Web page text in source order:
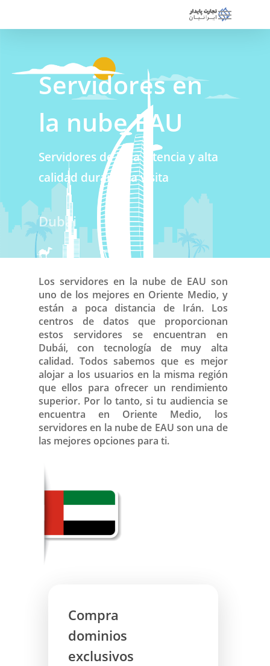
Servidores en
la nube EAU
Servidores de baja latencia y alta
calidad durante la visita
Dubái
Los servidores en la nube de EAU son
uno de los mejores en Oriente Medio, y
están a poca distancia de Irán. Los
centros de datos que proporcionan
estos servidores se encuentran en
Dubái, con tecnología de muy alta
calidad. Todos sabemos que es mejor
alojar a los usuarios en la misma región
que ellos para ofrecer un rendimiento
superior. Por lo tanto, si tu audiencia se
encuentra en Oriente Medio, los
servidores en la nube de EAU son una de
las mejores opciones para ti.
Compra
dominios
exclusivos